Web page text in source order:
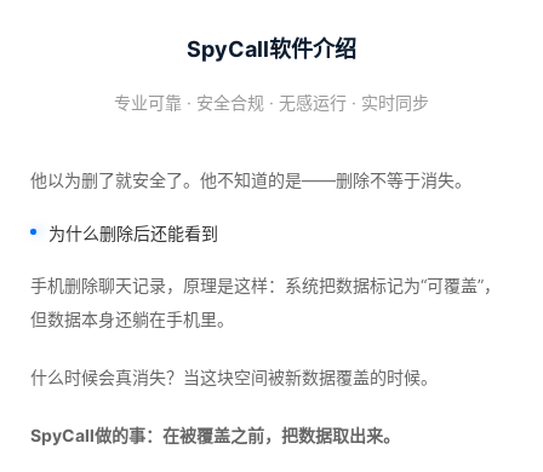
SpyCall软件介绍
专业可靠 · 安全合规 · 无感运行 · 实时同步
他以为删了就安全了。他不知道的是——删除不等于消失。
为什么删除后还能看到
手机删除聊天记录，原理是这样：系统把数据标记为“可覆盖”，
但数据本身还躺在手机里。
什么时候会真消失？当这块空间被新数据覆盖的时候。
SpyCall做的事：在被覆盖之前，把数据取出来。